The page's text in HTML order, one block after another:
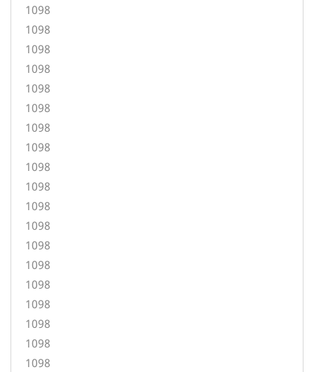
1098
1098
1098
1098
1098
1098
1098
1098
1098
1098
1098
1098
1098
1098
1098
1098
1098
1098
1098